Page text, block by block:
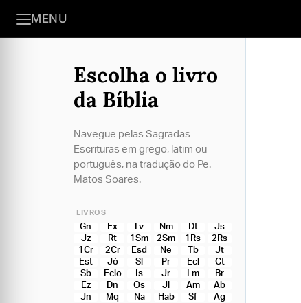
MENU
Escolha o livro
da Bíblia
Navegue pelas Sagradas
Escrituras em grego, latim ou
português, na tradução do Pe.
Matos Soares.
LIVROS
Gn Ex Lv Nm Dt
Js
Jz
Rt 1Sm 2Sm 1Rs
2Rs
1Cr
2Cr Esd Ne Tb
Jt
Est
Jó Sl Pr Ecl
Ct
Sb
Eclo Is Jr Lm
Br
Ez
Dn Os Jl Am
Ab
Jn
Mq Na Hab Sf
Ag